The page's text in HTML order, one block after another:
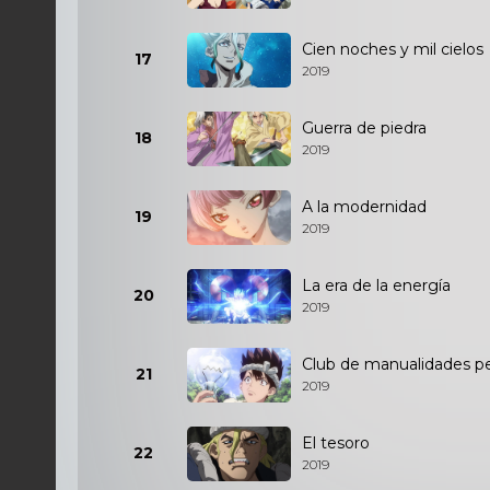
17 Cien noches y mil cielos
2019
18 Guerra de piedra
2019
19 A la modernidad
2019
20 La era de la energía
2019
21 Club de manualidades
2019
22 El tesoro
2019